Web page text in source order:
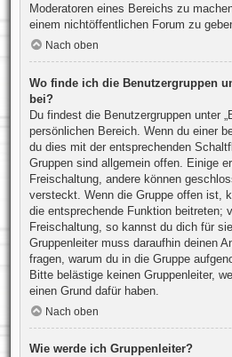
Moderatoren eines Bereichs zu
einem nichtöffentlichen Forum zu
Nach oben
Wo finde ich die Benutzergruppen
bei?
Du findest die Benutzergruppen unter
persönlichen Bereich. Wenn du einer
du dies mit der entsprechenden
Gruppen sind allgemein offen. Einige
Freischaltung, andere können
versteckt. Wenn die Gruppe offen ist,
die entsprechende Funktion beitreten;
Freischaltung, so kannst du dich für
Gruppenleiter muss daraufhin deinen
fragen, warum du in die Gruppe
Bitte belästige keinen Gruppenleiter,
einen Grund dafür haben.
Nach oben
Wie werde ich Gruppenleiter?